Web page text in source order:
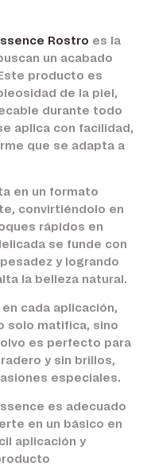
Rostro es la
un acabado
producto es
de la piel,
durante todo
aplica con facilidad,
que se adapta a
en un formato
convirtiéndolo en
rápidos en
se funde con
y logrando
la belleza natural.
cada aplicación,
solo matifica, sino
es perfecto para
y sin brillos,
especiales.
es adecuado
en un básico en
aplicación y